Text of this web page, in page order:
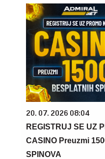
20. 07. 2026 08:04
REGISTRUJ SE UZ
CASINO Preuzmi
SPINOVA